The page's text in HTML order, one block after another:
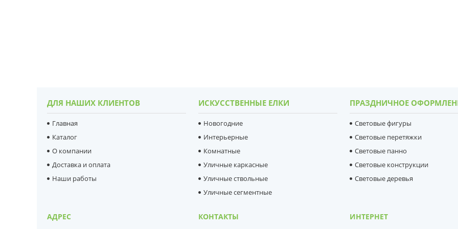
ДЛЯ НАШИХ КЛИЕНТОВ
Главная
Каталог
О компании
Доставка и оплата
Наши работы
ИСКУССТВЕННЫЕ ЕЛКИ
Новогодние
Интерьерные
Комнатные
Уличные каркасные
Уличные ствольные
Уличные сегментные
ПРАЗДНИЧНОЕ
Световые фигуры
Световые перетяжки
Световые панно
Световые конструкции
Световые деревья